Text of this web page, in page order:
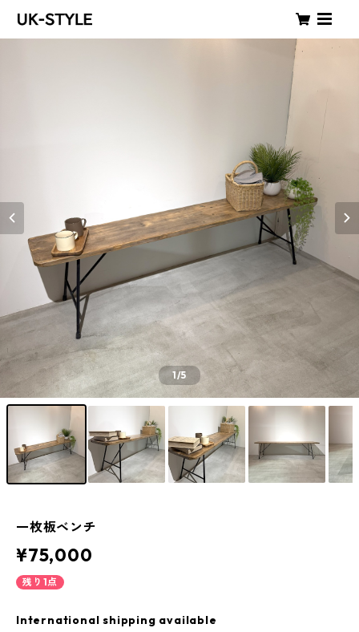
1/5
一枚板ベンチ
¥75,000
残り1点
International shipping available